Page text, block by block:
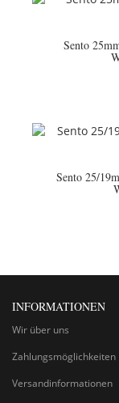
Sento
Sento 25/
INFORMATIONEN
Wir über uns
Zahlungsmöglichkeiten
Versandinformationen